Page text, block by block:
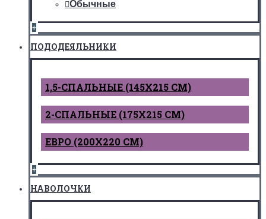
Обычные
+
ПОДОДЕЯЛЬНИКИ
1,5-СПАЛЬНЫЕ (145Х215 СМ)
2-СПАЛЬНЫЕ (175Х215 СМ)
ЕВРО (200Х220 СМ)
+
НАВОЛОЧКИ